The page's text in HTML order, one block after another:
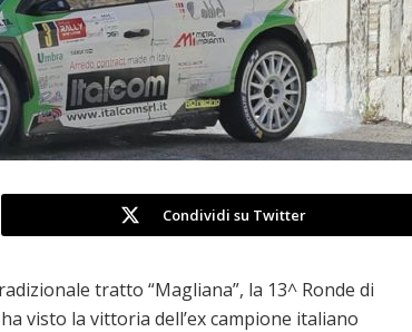
Condividi su Twitter
tratto “Magliana”, la 13^ Ronde di
visto la vittoria dell’ex campione italiano